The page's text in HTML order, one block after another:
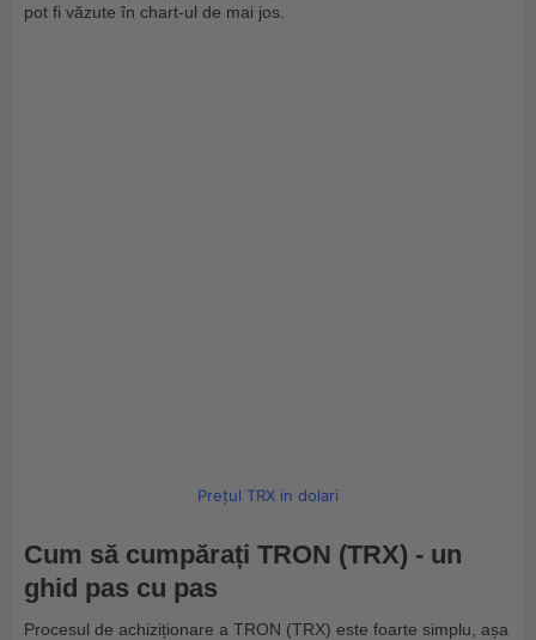
pot fi văzute în chart-ul de mai jos.
Prețul TRX in dolari
Cum să cumpărați TRON (TRX) - un
ghid pas cu pas
Procesul de achiziționare a TRON (TRX) este foarte simplu, așa